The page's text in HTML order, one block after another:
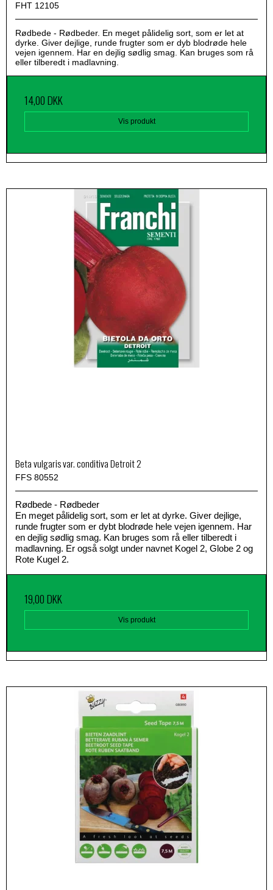
FHT 12105
Rødbede - Rødbeder. En meget pålidelig sort, som er let at
dyrke. Giver dejlige, runde frugter som er dyb blodrøde hele
vejen igennem. Har en dejlig sødlig smag. Kan bruges som rå
eller tilberedt i madlavning.
14,00 DKK
Vis produkt
Beta vulgaris var. conditiva Detroit 2
FFS 80552
Rødbede - Rødbeder
En meget pålidelig sort, som er let at dyrke. Giver dejlige,
runde frugter som er dybt blodrøde hele vejen igennem. Har
en dejlig sødlig smag. Kan bruges som rå eller tilberedt i
madlavning. Er også solgt under navnet Kogel 2, Globe 2 og
Rote Kugel 2.
19,00 DKK
Vis produkt